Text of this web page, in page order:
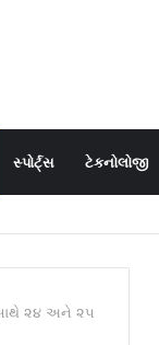
સ્પોર્ટ્સ ટેકનોલોજી
૨૪ અને ૨૫